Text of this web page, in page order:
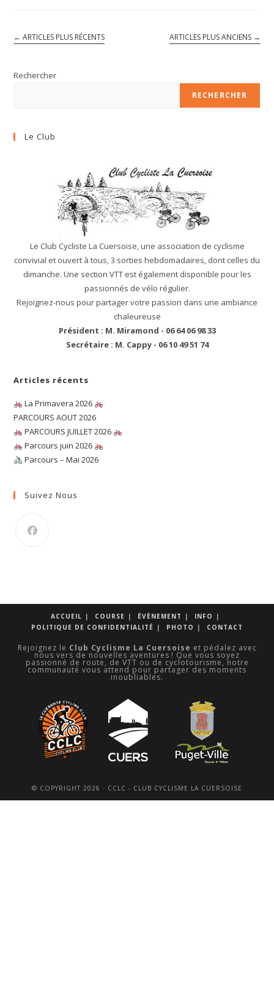
← ARTICLES PLUS RÉCENTS ARTICLES PLUS ANCIENS →
Rechercher
RECHERCHER
Le Club
Le Club Cycliste La Cuersoise, une association de cyclisme
convivial et ouvert à tous, 3 sorties hebdomadaires, dont celles du
dimanche. Une section VTT est également disponible pour les
passionnés de vélo régulier.
Rejoignez-nous pour partager votre passion dans une ambiance
chaleureuse
Président : M. Miramond - 06 64 06 98 33
Secrétaire : M. Cappy - 06 10 49 51 74
Articles récents
La Primavera 2026
PARCOURS AOUT 2026
PARCOURS JUILLET 2026
Parcours juin 2026
Parcours – Mai 2026
Suivez Nous
ACCUEIL COURSE ÉVÈNEMENT
INFO
POLITIQUE DE CONFIDENTIALITÉ
PHOTO CONTACT
Rejoignez le Club Cyclisme La Cuersoise et pédalez avec
nous vers de nouvelles aventures ! Que vous soyez
passionné de route, de VTT ou de cyclotourisme, notre
communauté vous attend pour partager des moments
inoubliables.
© COPYRIGHT 2026 · CCLC - CLUB CYCLISME LA CUERSOISE